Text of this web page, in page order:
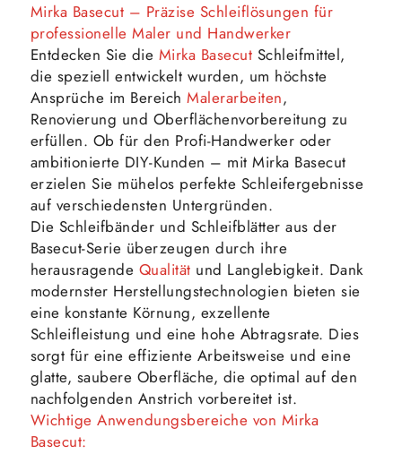
Mirka Basecut – Präzise Schleiflösungen für
professionelle Maler und Handwerker
Entdecken Sie die Mirka Basecut Schleifmittel,
die speziell entwickelt wurden, um höchste
Ansprüche im BereichMalerarbeiten,
Renovierung und Oberflächenvorbereitung zu
erfüllen. Ob für den Profi-Handwerker oder
ambitionierte DIY-Kunden – mit Mirka Basecut
erzielen Sie mühelos perfekte Schleifergebnisse
auf verschiedensten Untergründen.
Die Schleifbänder und Schleifblätter aus der
Basecut-Serie überzeugen durch ihre
herausragende Qualität und Langlebigkeit. Dank
modernster Herstellungstechnologien bieten sie
eine konstante Körnung, exzellente
Schleifleistung und eine hohe Abtragsrate. Dies
sorgt für eine effiziente Arbeitsweise und eine
glatte, saubere Oberfläche, die optimal auf den
nachfolgenden Anstrich vorbereitet ist.
Wichtige Anwendungsbereiche von Mirka
Basecut: